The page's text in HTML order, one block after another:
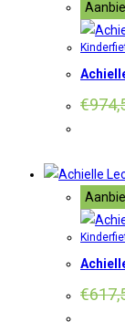
€
€